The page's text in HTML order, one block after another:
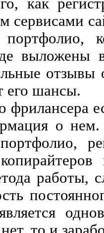
как
сервисами
портфолио,
выложены
отзывы
его шансы.
фрилансера
о нем.
работы,